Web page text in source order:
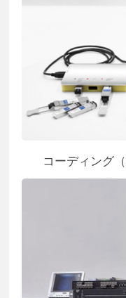
コーディング